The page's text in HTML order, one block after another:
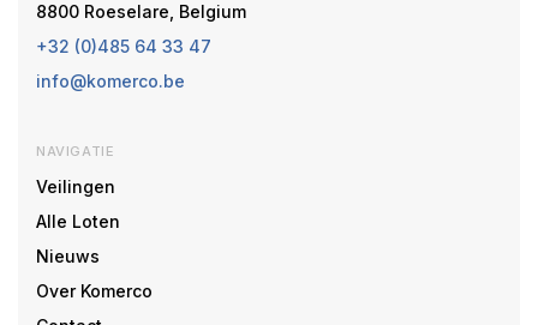
8800 Roeselare, Belgium
+32 (0)485 64 33 47
info@komerco.be
NAVIGATIE
Veilingen
Alle Loten
Nieuws
Over Komerco